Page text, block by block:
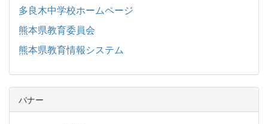
多良木中学校ホームページ
熊本県教育委員会
熊本県教育情報システム
バナー